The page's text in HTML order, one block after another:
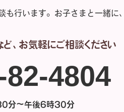
も行います。 お子さまと一緒に
、 お気軽にご相談ください
82-4804
分～午後6時30分